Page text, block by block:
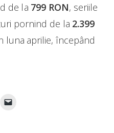
de la 799 RON, seriile
pornind de la 2.399
luna aprilie, începând